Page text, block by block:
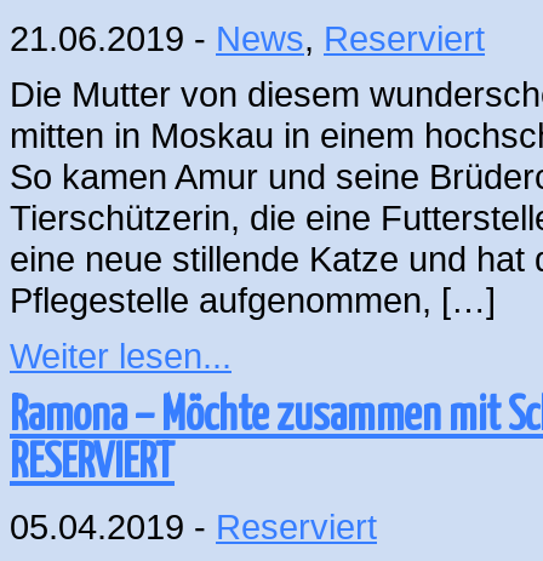
21.06.2019 - News, Reserviert
Die Mutter von diesem
mitten in Moskau in einem
So kamen Amur und seine
Tierschützerin, die eine
eine neue stillende Katze und
Pflegestelle aufgenommen, […]
Weiter lesen...
Ramona – Möchte zusammen mit
RESERVIERT
05.04.2019 - Reserviert